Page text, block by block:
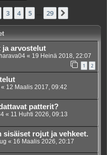
3 4 5 29
ja arvostelut
« 19 Heinä 2018, 22:07
1 2
« 12 Maalis 2017, 09:42
patterit?
« 11 Huhti 2026, 09:13
sisäiset rojut ja vehkeet.
« 16 Maalis 2026, 20:17